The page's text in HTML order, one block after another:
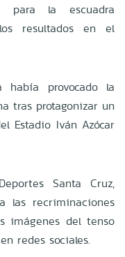
para la escuadra
resultados en el
provocado la
tras protagonizar un
Estadio Iván Azócar
Santa Cruz,
las recriminaciones
imágenes del tenso
redes sociales.